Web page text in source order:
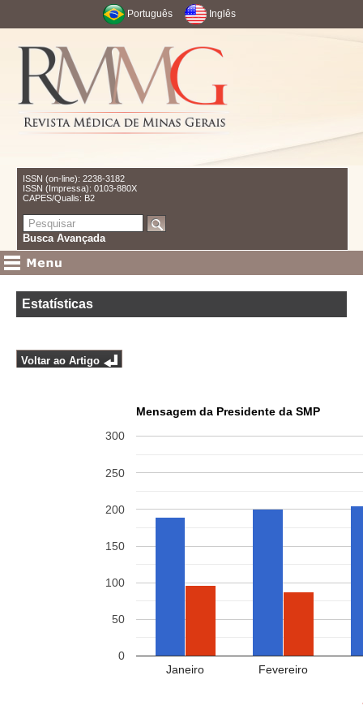
Português Inglês
ISSN (on-line): 2238-3182
ISSN (Impressa): 0103-880X
CAPES/Qualis: B2
Busca Avançada
Estatísticas
Voltar ao Artigo
Mensagem da Presidente da SMP
Janeiro Fevereiro
0
50
100
150
200
250
300